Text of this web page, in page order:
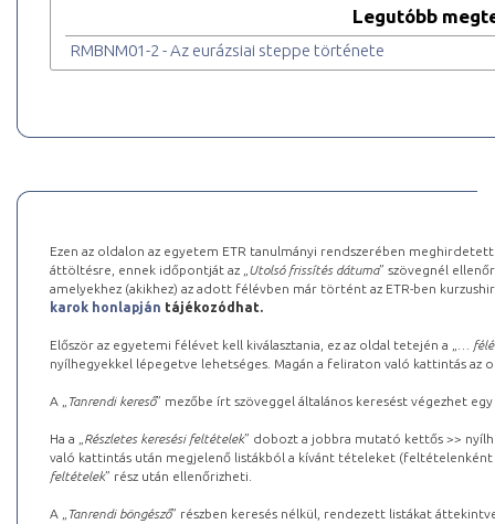
Legutóbb
RMBNM01-2 - Az eurázsiai steppe története
Ezen az oldalon az egyetem ETR tanulmányi rendszerében
áttöltésre, ennek időpontját az „ Utolsó frissítés dátuma” szövegnél
amelyekhez (akikhez) az adott félévben már történt az ETR-ben
karok honlapján tájékozódhat.
Először az egyetemi félévet kell kiválasztania, ez az oldal tetején a „
…
nyílhegyekkel lépegetve lehetséges. Magán a feliraton való kattintás az
A „ Tanrendi kereső” mezőbe írt szöveggel általános keresést végezhet
Ha a „ Részletes keresési feltételek” dobozt a jobbra mutató kettős >>
való kattintás után megjelenő listákból a kívánt tételeket (feltételenként
feltételek” rész után ellenőrizheti.
A „ Tanrendi böngésző” részben keresés nélkül, rendezett listákat